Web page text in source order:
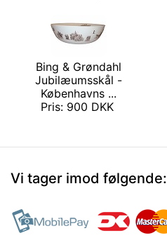
Bing & Grøndahl
Jubilæumsskål -
Københavns ...
Pris: 900 DKK
Vi tager imod følgende: